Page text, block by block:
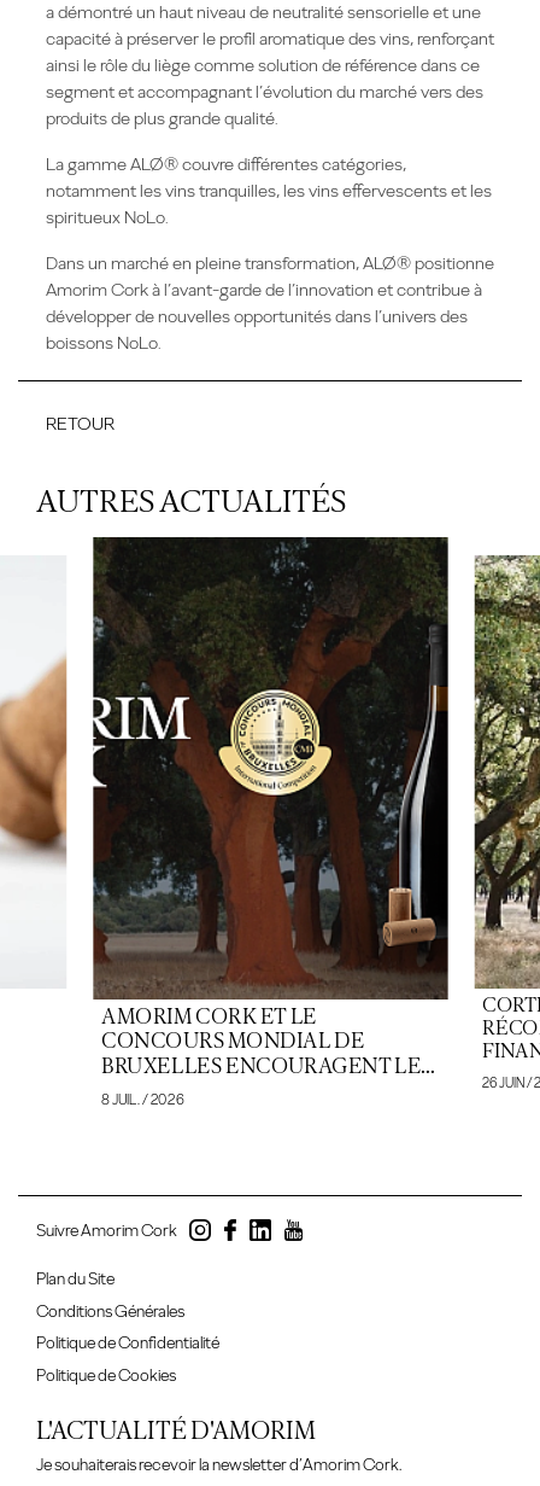
a démontré un haut niveau de neutralité sensorielle et une
capacité à préserver le profil aromatique des vins, renforçant
ainsi le rôle du liège comme solution de référence dans ce
segment et accompagnant l’évolution du marché vers des
produits de plus grande qualité.
La gamme ALØ® couvre différentes catégories,
notamment les vins tranquilles, les vins effervescents et les
spiritueux NoLo.
Dans un marché en pleine transformation, ALØ® positionne
Amorim Cork à l’avant-garde de l’innovation et contribue à
développer de nouvelles opportunités dans l’univers des
boissons NoLo.
RETOUR
AUTRES ACTUALITÉS
AMORIM CORK ET LE
CONCOURS MONDIAL DE
BRUXELLES ENCOURAGENT LE...
8 JUIL. / 2026
26 JUIN /
Suivre Amorim Cork
Plan du Site
Conditions Générales
Politique de Confidentialité
Politique de Cookies
L'ACTUALITÉ D'AMORIM
Je souhaiterais recevoir la newsletter d’Amorim Cork.